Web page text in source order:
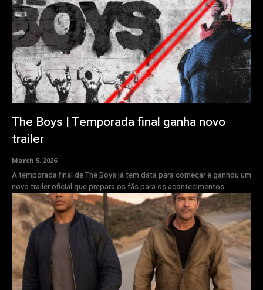
The Boys | Temporada final ganha novo
trailer
March 5, 2026
A temporada final de The Boys já tem data para começar e ganhou um
novo trailer oficial que prepara os fãs para os acontecimentos...